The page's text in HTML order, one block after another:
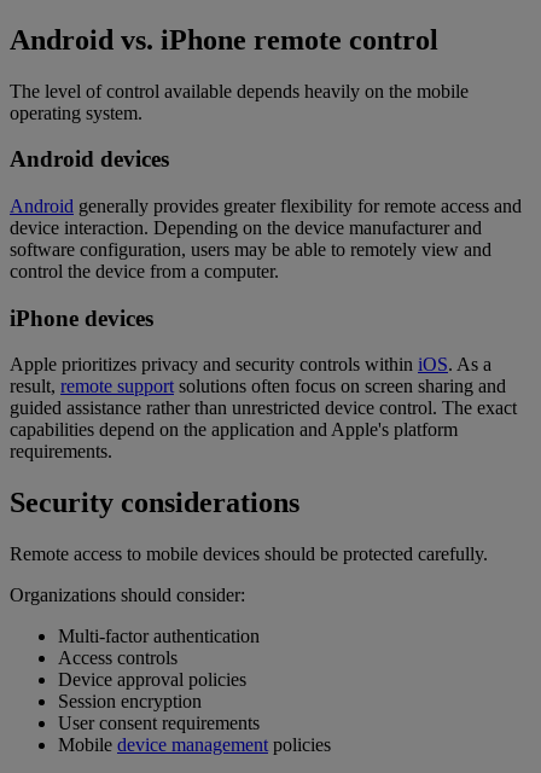
Android vs. iPhone remote control
The level of control available depends heavily on the mobile
operating system.
Android devices
Android generally provides greater flexibility for remote access and
device interaction. Depending on the device manufacturer and
software configuration, users may be able to remotely view and
control the device from a computer.
iPhone devices
Apple prioritizes privacy and security controls within iOS. As a
result, remote supportsolutions often focus on screen sharing and
guided assistance rather than unrestricted device control. The exact
capabilities depend on the application and Apple's platform
requirements.
Security considerations
Remote access to mobile devices should be protected carefully.
Organizations should consider:
Multi-factor authentication
Access controls
Device approval policies
Session encryption
User consent requirements
Mobile device management policies